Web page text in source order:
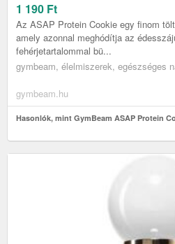
1 190 Ft
Az ASAP Protein Cookie egy finom
amely azonnal meghódítja az
fehérjetartalommal bü...
gymbeam, élelmiszerek, egészséges
gymbeam.hu
Hasonlók, mint GymBeam ASAP Protein